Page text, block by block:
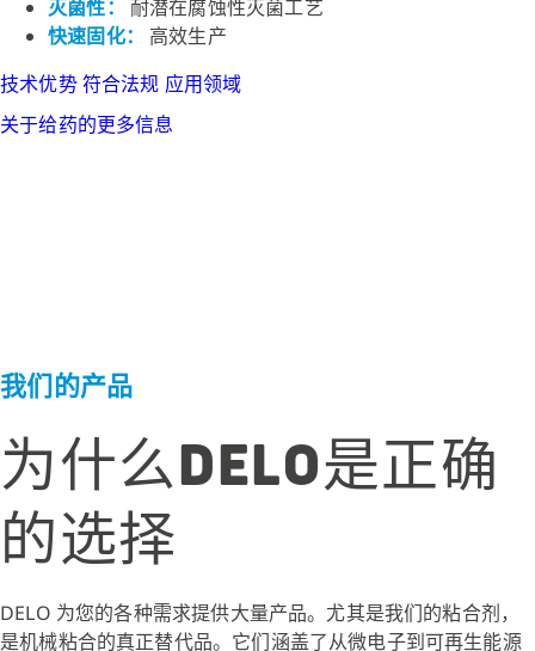
灭菌性： 耐潜在腐蚀性灭菌工艺
快速固化： 高效生产
技术优势符合法规 应用领域
关于给药的更多信息
我们的产品
为什么DELO是正确
的选择
DELO 为您的各种需求提供大量产品。尤其是我们的粘合剂，
是机械粘合的真正替代品。它们涵盖了从微电子到可再生能源